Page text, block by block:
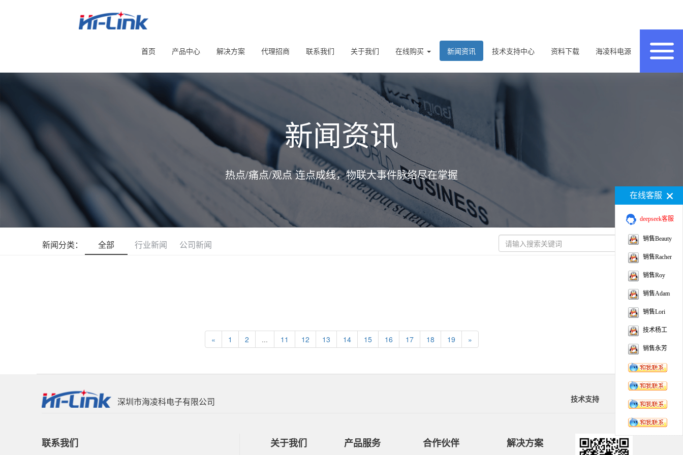
首页 产品中心 解决方案 代理招商 联系我们 关于我们 在线购买 新闻资讯 技术支持中心 资料下载 海凌科电源
新闻资讯
热点/痛点/观点 连点成线，物联大事件脉络尽在掌握
新闻分类： 全部 行业新闻 公司新闻
« 1 2 ... 11 12 13 14 15 16 17 18 19 »
深圳市海凌科电子有限公司 技术支持 资料下载
联系我们 关于我们 产品服务 合作伙伴 解决方案
在线客服
deepseek客服
销售Beauty
销售Racher
销售Roy
销售Adam
销售Lori
技术杨工
销售永芳